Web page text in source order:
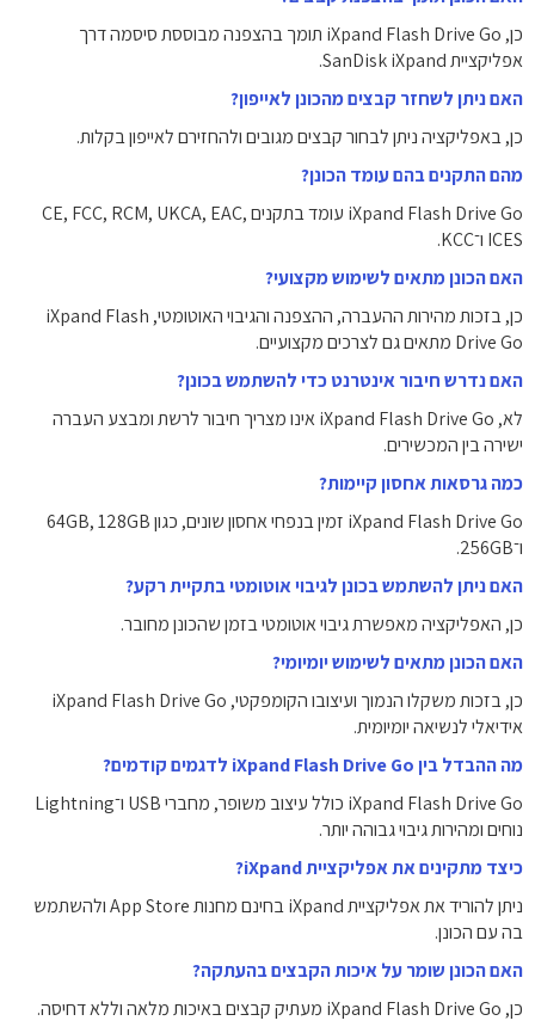
כן, iXpand Flash Drive Go תומך בהצפנה מבוססת סיסמה דרך
אפליקציית SanDisk iXpand.
האם ניתן לשחזר קבצים מהכונן לאייפון?
כן, באפליקציה ניתן לבחור קבצים מגובים ולהחזירם לאייפון בקלות.
מהם התקנים בהם עומד הכונן?
iXpand Flash Drive Go עומד בתקנים CE, FCC, RCM, UKCA, EAC,
ICES ו־KCC.
האם הכונן מתאים לשימוש מקצועי?
כן, בזכות מהירות ההעברה, ההצפנה והגיבוי האוטומטי, iXpand Flash
Drive Go מתאים גם לצרכים מקצועיים.
האם נדרש חיבור אינטרנט כדי להשתמש בכונן?
לא, iXpand Flash Drive Go אינו מצריך חיבור לרשת ומבצע העברה
ישירה בין המכשירים.
כמה גרסאות אחסון קיימות?
iXpand Flash Drive Go זמין בנפחי אחסון שונים, כגון 64GB, 128GB
ו־256GB.
האם ניתן להשתמש בכונן לגיבוי אוטומטי בתקיית רקע?
כן, האפליקציה מאפשרת גיבוי אוטומטי בזמן שהכונן מחובר.
האם הכונן מתאים לשימוש יומיומי?
כן, בזכות משקלו הנמוך ועיצובו הקומפקטי, iXpand Flash Drive Go
אידיאלי לנשיאה יומיומית.
מה ההבדל בין iXpand Flash Drive Go לדגמים קודמים?
iXpand Flash Drive Go כולל עיצוב משופר, מחברי USB ו־Lightning
נוחים ומהירות גיבוי גבוהה יותר.
כיצד מתקינים את אפליקציית iXpand?
ניתן להוריד את אפליקציית iXpand בחינם מחנות App Store ולהשתמש
בה עם הכונן.
האם הכונן שומר על איכות הקבצים בהעתקה?
כן, iXpand Flash Drive Go מעתיק קבצים באיכות מלאה וללא דחיסה.